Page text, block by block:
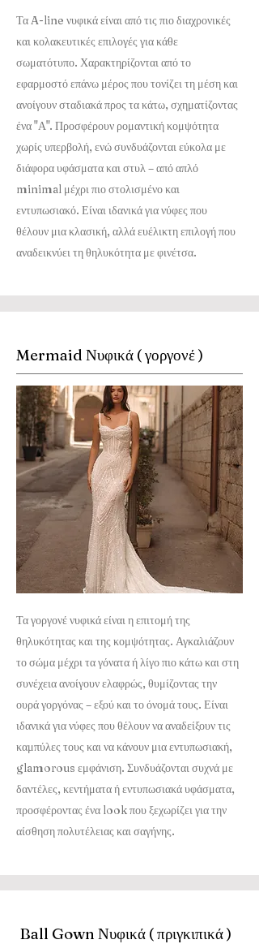
Τα A-line νυφικά είναι από τις πιο διαχρονικές
και κολακευτικές επιλογές για κάθε
σωματότυπο. Χαρακτηρίζονται από το
εφαρμοστό επάνω μέρος που τονίζει τη μέση και
ανοίγουν σταδιακά προς τα κάτω, σχηματίζοντας
ένα "Α". Προσφέρουν ρομαντική κομψότητα
χωρίς υπερβολή, ενώ συνδυάζονται εύκολα με
διάφορα υφάσματα και στυλ – από απλό
minimal μέχρι πιο στολισμένο και
εντυπωσιακό. Είναι ιδανικά για νύφες που
θέλουν μια κλασική, αλλά ευέλικτη επιλογή που
αναδεικνύει τη θηλυκότητα με φινέτσα.
Mermaid Νυφικά ( γοργονέ )
Τα γοργονέ νυφικά είναι η επιτομή της
θηλυκότητας και της κομψότητας. Αγκαλιάζουν
το σώμα μέχρι τα γόνατα ή λίγο πιο κάτω και στη
συνέχεια ανοίγουν ελαφρώς, θυμίζοντας την
ουρά γοργόνας – εξού και το όνομά τους. Είναι
ιδανικά για νύφες που θέλουν να αναδείξουν τις
καμπύλες τους και να κάνουν μια εντυπωσιακή,
glamorous εμφάνιση. Συνδυάζονται συχνά με
δαντέλες, κεντήματα ή εντυπωσιακά υφάσματα,
προσφέροντας ένα look που ξεχωρίζει για την
αίσθηση πολυτέλειας και σαγήνης.
Ball Gown Νυφικά ( πριγκιπικά )